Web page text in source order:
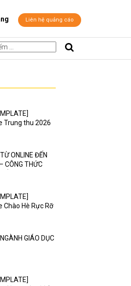
Liên hệ quảng cáo
Trung thu 2026
ONLINE ĐẾN
CÔNG THỨC
Chào Hè Rực Rỡ
GIÁO DỤC